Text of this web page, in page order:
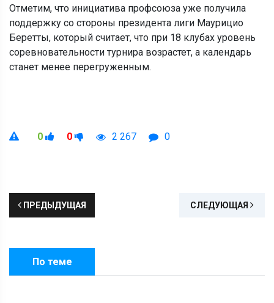
Отметим, что инициатива профсоюза уже получила
поддержку со стороны президента лиги Маурицио
Беретты, который считает, что при 18 клубах уровень
соревновательности турнира возрастет, а календарь
станет менее перегруженным.
0 0 2 267 0
ПРЕДЫДУЩАЯ СЛЕДУЮЩАЯ
По теме